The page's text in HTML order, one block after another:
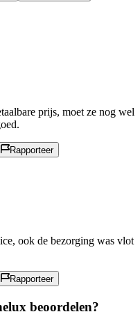
prijs, moet ze nog wel
Rapporteer
ook de bezorging was vlot
Rapporteer
beoordelen?